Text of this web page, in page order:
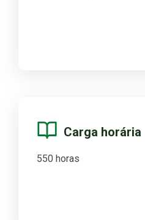
Carga horária
550 horas